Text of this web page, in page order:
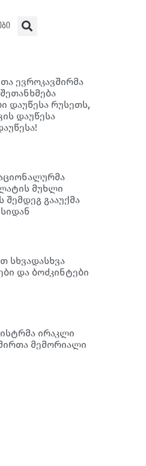
ევროკავშირმა
დაუწესა რუსეთს,
დაუწესა
მუხლი
გააუქმა
სხვადასხვა
და ბოძკინტები
ირაკლი
მემორიალი